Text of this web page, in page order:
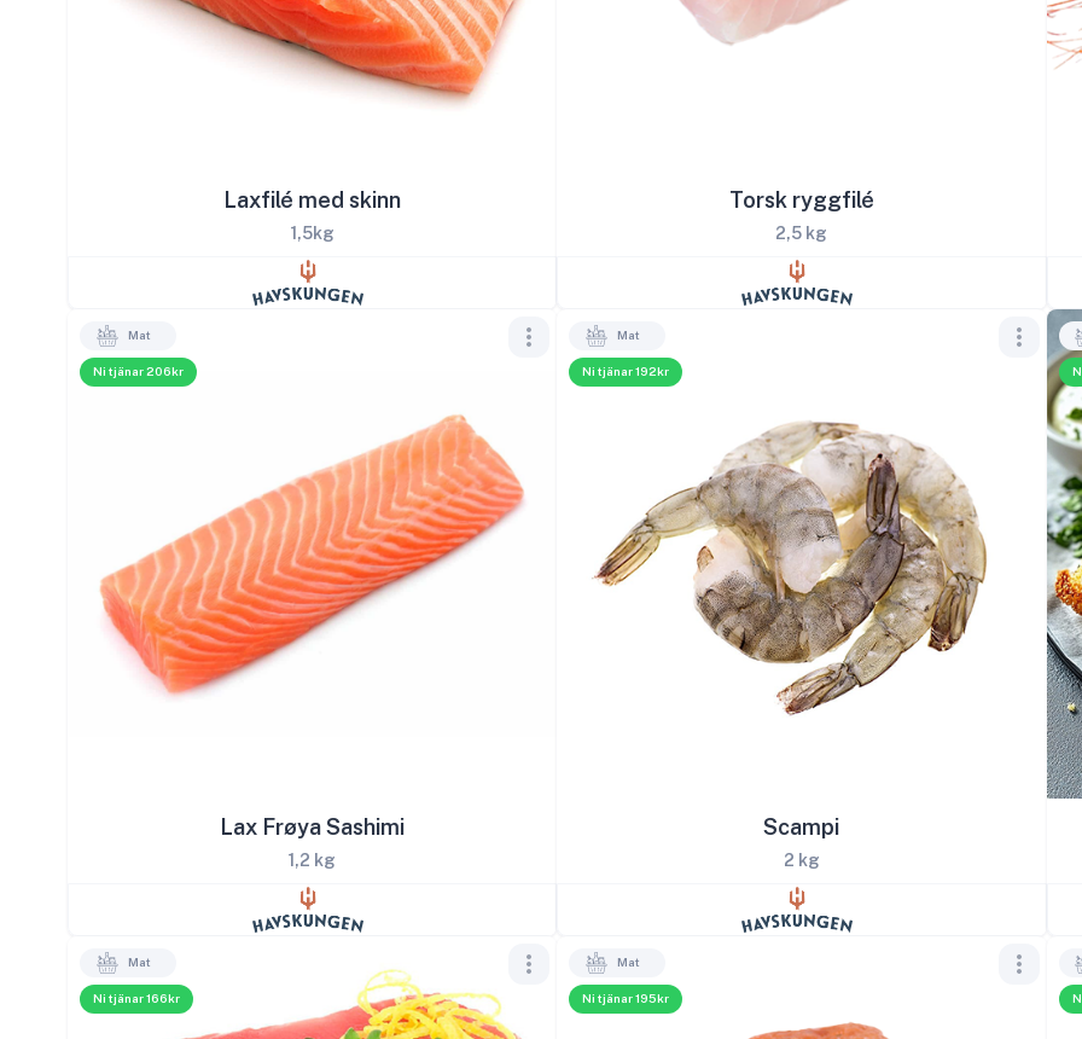
Laxfilé med skinn
1,5kg
Torsk ryggfilé
2,5 kg
Ni tjänar 206kr
Mat
Lax Frøya Sashimi
1,2 kg
Ni tjänar 192kr
Mat
Scampi
2 kg
Ni tjänar 166kr
Mat
Ni tjänar 195kr
Mat